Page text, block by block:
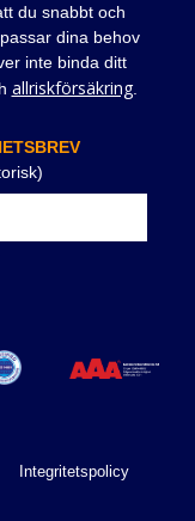
du snabbt och
dina behov
inte binda ditt
allriskförsäkring.
Integritetspolicy